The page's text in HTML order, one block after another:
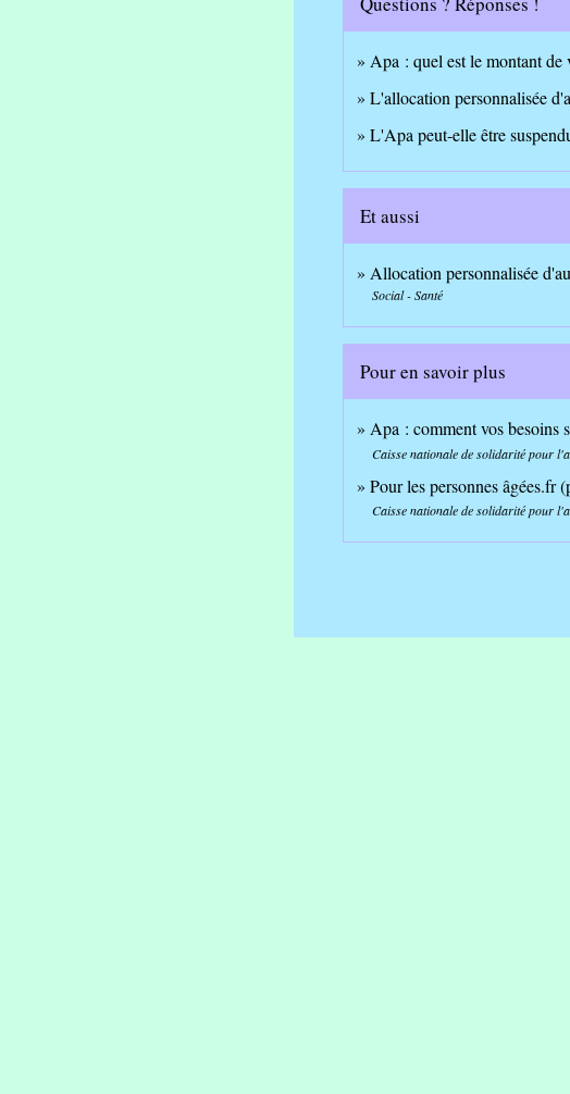
Apa : quel est le montant de
L'allocation personnalisée
L'Apa peut-elle être
Et aussi
Allocation personnalisée
Social - Santé
Pour en savoir plus
Apa : comment vos besoins
Caisse nationale de solidarité pour
Pour les personnes âgées.fr
Caisse nationale de solidarité pour